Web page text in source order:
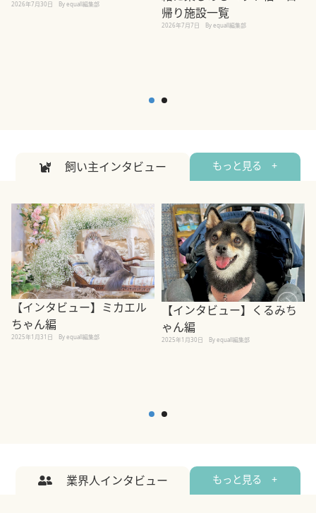
2026年7月30日 By equall編集部
帰り施設一覧
2026年7月7日 By equall編集部
飼い主インタビュー もっと見る +
【インタビュー】ミカエル
ちゃん編
2025年1月31日 By equall編集部
【インタビュー】くるみち
ゃん編
2025年1月30日 By equall編集部
業界人インタビュー もっと見る +